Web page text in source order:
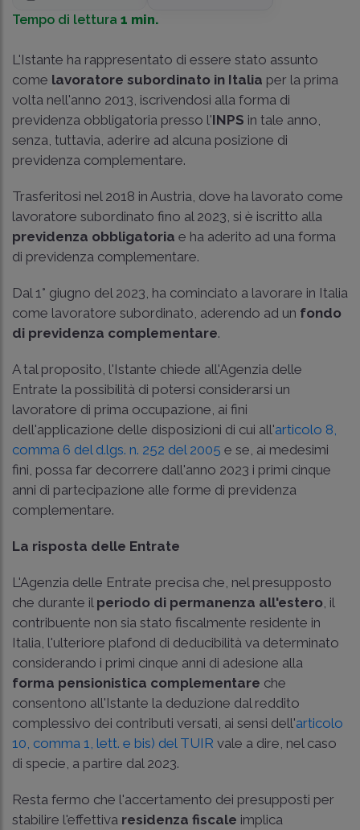
Tempo di lettura 1 min.
L'Istante ha rappresentato di essere stato assunto
come lavoratore subordinato in Italia per la prima
volta nell'anno 2013, iscrivendosi alla forma di
previdenza obbligatoria presso l'INPS in tale anno,
senza, tuttavia, aderire ad alcuna posizione di
previdenza complementare.
Trasferitosi nel 2018 in Austria, dove ha lavorato come
lavoratore subordinato fino al 2023, si è iscritto alla
previdenza obbligatoria e ha aderito ad una forma
di previdenza complementare.
Dal 1° giugno del 2023, ha cominciato a lavorare in Italia
come lavoratore subordinato, aderendo ad un fondo
di previdenza complementare.
A tal proposito, l'Istante chiede all'Agenzia delle
Entrate la possibilità di potersi considerarsi un
lavoratore di prima occupazione, ai fini
dell'applicazione delle disposizioni di cui all'articolo 8,
comma 6 del d.lgs. n. 252 del 2005 e se, ai medesimi
fini, possa far decorrere dall'anno 2023 i primi cinque
anni di partecipazione alle forme di previdenza
complementare.
La risposta delle Entrate
L'Agenzia delle Entrate precisa che, nel presupposto
che durante il periodo di permanenza all'estero , il
contribuente non sia stato fiscalmente residente in
Italia, l'ulteriore plafond di deducibilità va determinato
considerando i primi cinque anni di adesione alla
forma pensionistica complementare che
consentono all'Istante la deduzione dal reddito
complessivo dei contributi versati, ai sensi dell'articolo
10, comma 1, lett. e bis) del TUIR vale a dire, nel caso
di specie, a partire dal 2023.
Resta fermo che l'accertamento dei presupposti per
stabilire l'effettiva residenza fiscale implica